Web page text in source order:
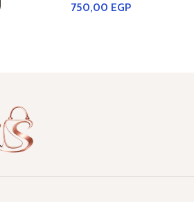
750,00 EGP